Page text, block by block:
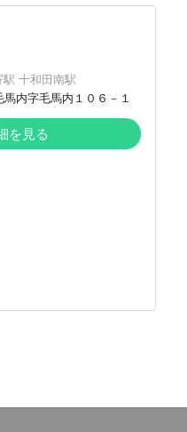
駅 十和田南駅
内字毛馬内１０６－１
を見る